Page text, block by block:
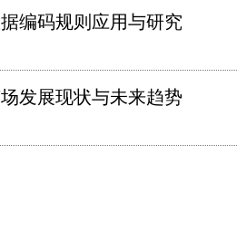
编码规则应用与研究
发展现状与未来趋势